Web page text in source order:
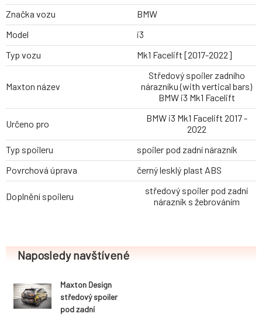
Značka vozu
BMW
Model
i3
Typ vozu
Mk1 Facelift [2017-2022]
Maxton název
Středový spoiler zadního
nárazníku (with vertical bars)
BMW i3 Mk1 Facelift
Určeno pro
BMW i3 Mk1 Facelift 2017 -
2022
Typ spoileru
spoiler pod zadní nárazník
Povrchová úprava
černý lesklý plast ABS
Doplnění spoileru
středový spoiler pod zadní
nárazník s žebrováním
Naposledy navštívené
Maxton Design
středový spoiler
pod zadní